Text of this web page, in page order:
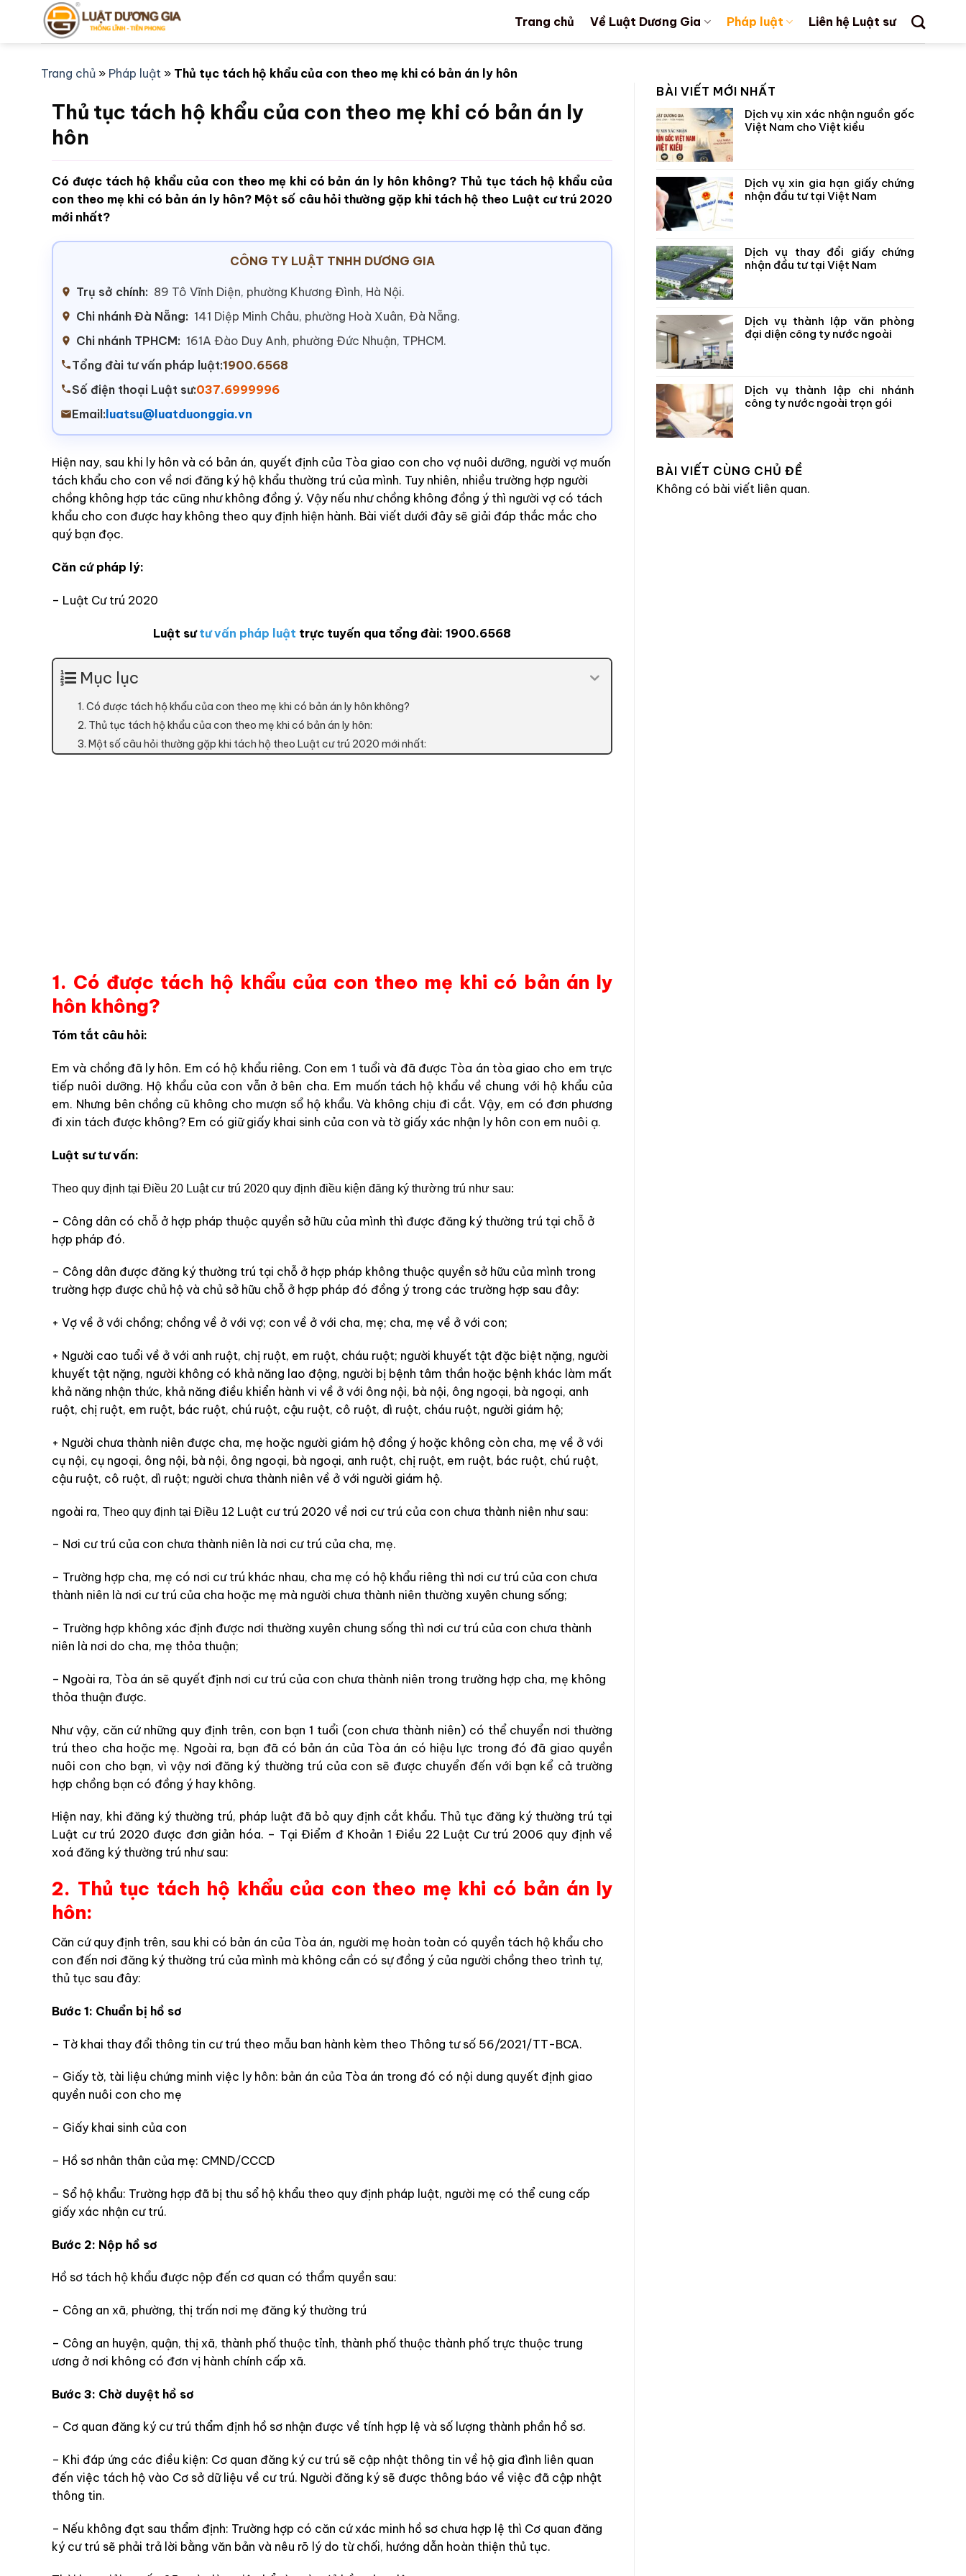
Trang chủ Về Luật Dương Gia Pháp luật Liên hệ Luật sư
Trang chủ » Pháp luật » Thủ tục tách hộ khẩu của con theo mẹ khi có bản án ly hôn
Thủ tục tách hộ khẩu của con theo mẹ khi có bản án ly
hôn
Có được tách hộ khẩu của con theo mẹ khi có bản án ly hôn không? Thủ tục tách hộ khẩu của
con theo mẹ khi có bản án ly hôn? Một số câu hỏi thường gặp khi tách hộ theo Luật cư trú 2020
mới nhất?
CÔNG TY LUẬT TNHH DƯƠNG GIA
Trụ sở chính: 89 Tô Vĩnh Diện, phường Khương Đình, Hà Nội.
Chi nhánh Đà Nẵng: 141 Diệp Minh Châu, phường Hoà Xuân, Đà Nẵng.
Chi nhánh TPHCM: 161A Đào Duy Anh, phường Đức Nhuận, TPHCM.
Tổng đài tư vấn pháp luật:1900.6568
Số điện thoại Luật sư:037.6999996
Email: luatsu@luatduonggia.vn
Hiện nay, sau khi ly hôn và có bản án, quyết định của Tòa giao con cho vợ nuôi dưỡng, người vợ muốn
tách khẩu cho con về nơi đăng ký hộ khẩu thường trú của mình. Tuy nhiên, nhiều trường hợp người
chồng không hợp tác cũng như không đồng ý. Vậy nếu như chồng không đồng ý thì người vợ có tách
khẩu cho con được hay không theo quy định hiện hành. Bài viết dưới đây sẽ giải đáp thắc mắc cho
quý bạn đọc.
Căn cứ pháp lý:
– Luật Cư trú 2020
Luật sư tư vấn pháp luật trực tuyến qua tổng đài: 1900.6568
Mục lục
1. Có được tách hộ khẩu của con theo mẹ khi có bản án ly hôn không?
2. Thủ tục tách hộ khẩu của con theo mẹ khi có bản án ly hôn:
3. Một số câu hỏi thường gặp khi tách hộ theo Luật cư trú 2020 mới nhất:
1. Có được tách hộ khẩu của con theo mẹ khi có bản án ly
hôn không?
Tóm tắt câu hỏi:
Em và chồng đã ly hôn. Em có hộ khẩu riêng. Con em 1 tuổi và đã được Tòa án tòa giao cho em trực
tiếp nuôi dưỡng. Hộ khẩu của con vẫn ở bên cha. Em muốn tách hộ khẩu về chung với hộ khẩu của
em. Nhưng bên chồng cũ không cho mượn sổ hộ khẩu. Và không chịu đi cắt. Vậy, em có đơn phương
đi xin tách được không? Em có giữ giấy khai sinh của con và tờ giấy xác nhận ly hôn con em nuôi ạ.
Luật sư tư vấn:
Theo quy định tại Điều 20 Luật cư trú 2020 quy định điều kiện đăng ký thường trú như sau:
– Công dân có chỗ ở hợp pháp thuộc quyền sở hữu của mình thì được đăng ký thường trú tại chỗ ở
hợp pháp đó.
– Công dân được đăng ký thường trú tại chỗ ở hợp pháp không thuộc quyền sở hữu của mình trong
trường hợp được chủ hộ và chủ sở hữu chỗ ở hợp pháp đó đồng ý trong các trường hợp sau đây:
+ Vợ về ở với chồng; chồng về ở với vợ; con về ở với cha, mẹ; cha, mẹ về ở với con;
+ Người cao tuổi về ở với anh ruột, chị ruột, em ruột, cháu ruột; người khuyết tật đặc biệt nặng, người
khuyết tật nặng, người không có khả năng lao động, người bị bệnh tâm thần hoặc bệnh khác làm mất
khả năng nhận thức, khả năng điều khiển hành vi về ở với ông nội, bà nội, ông ngoại, bà ngoại, anh
ruột, chị ruột, em ruột, bác ruột, chú ruột, cậu ruột, cô ruột, dì ruột, cháu ruột, người giám hộ;
+ Người chưa thành niên được cha, mẹ hoặc người giám hộ đồng ý hoặc không còn cha, mẹ về ở với
cụ nội, cụ ngoại, ông nội, bà nội, ông ngoại, bà ngoại, anh ruột, chị ruột, em ruột, bác ruột, chú ruột,
cậu ruột, cô ruột, dì ruột; người chưa thành niên về ở với người giám hộ.
ngoài ra, Theo quy định tại Điều 12 Luật cư trú 2020 về nơi cư trú của con chưa thành niên như sau:
– Nơi cư trú của con chưa thành niên l à nơi cư trú của cha, mẹ.
– Trường hợp cha, mẹ có nơi cư trú khác nhau, cha mẹ có hộ khẩu riêng thì nơi cư trú của con chưa
thành niên là nơi cư trú của cha hoặc mẹ mà người chưa thành niên thường xuyên chung sống;
– Trường hợp không xác định được nơi thường xuyên chung sống thì nơi cư trú của con chưa thành
niên là nơi do cha, mẹ thỏa thuận;
– Ngoài ra, Tòa án sẽ quyết định nơi cư trú của con chưa thành niên trong trường hợp cha, mẹ không
thỏa thuận được.
Như vậy, căn cứ những quy định trên, con bạn 1 tuổi (con chưa thành niên) có thể chuyển nơi thường
trú theo cha hoặc mẹ. Ngoài ra, bạn đã có bản án của Tòa án có hiệu lực trong đó đã giao quyền
nuôi con cho bạn, vì vậy nơi đăng ký thường trú của con sẽ được chuyển đến với bạn kể cả trường
hợp chồng bạn có đồng ý hay không.
Hiện nay, khi đăng ký thường trú, pháp luật đã bỏ quy định cắt khẩu. Thủ tục đăng ký thường trú tại
Luật cư trú 2020 được đơn giản hóa. – Tại Điểm đ Khoản 1 Điều 22 Luật Cư trú 2006 quy định về
xoá đăng ký thường trú như sau:
2. Thủ tục tách hộ khẩu của con theo mẹ khi có bản án ly
hôn:
Căn cứ quy định trên, sau khi có bản án của Tòa án, người mẹ hoàn toàn có quyền tách hộ khẩu cho
con đến nơi đăng ký thường trú của mình mà không cần có sự đồng ý của người chồng theo trình tự,
thủ tục sau đây:
Bước 1: Chuẩn bị hồ sơ
– Tờ khai thay đổi thông tin cư trú theo mẫu ban hành kèm theo Thông tư số 56/2021/TT-BCA.
– Giấy tờ, tài liệu chứng minh việc ly hôn: bản án của Tòa án trong đó có nội dung quyết định giao
quyền nuôi con cho mẹ
– Giấy khai sinh của con
– Hồ sơ nhân thân của mẹ: CMND/CCCD
– Sổ hộ khẩu: Trường hợp đã bị thu sổ hộ khẩu theo quy định pháp luật, người mẹ có thể cung cấp
giấy xác nhận cư trú.
Bước 2: Nộp hồ sơ
Hồ sơ tách hộ khẩu được nộp đến cơ quan có thẩm quyền sau:
– Công an xã, phường, thị trấn nơi mẹ đăng ký thường trú
– Công an huyện, quận, thị xã, thành phố thuộc tỉnh, thành phố thuộc thành phố trực thuộc trung
ương ở nơi không có đơn vị hành chính cấp xã.
Bước 3: Chờ duyệt hồ sơ
– Cơ quan đăng ký cư trú thẩm định hồ sơ nhận được về tính hợp lệ và số lượng thành phần hồ sơ.
– Khi đáp ứng các điều kiện: Cơ quan đăng ký cư trú sẽ cập nhật thông tin về hộ gia đình liên quan
đến việc tách hộ vào Cơ sở dữ liệu về cư trú. Người đăng ký sẽ được thông báo về việc đã cập nhật
thông tin.
– Nếu không đạt sau thẩm định: Trường hợp có căn cứ xác minh hồ sơ chưa hợp lệ thì Cơ quan đăng
ký cư trú sẽ phải trả lời bằng văn bản và nêu rõ lý do từ chối, hướng dẫn hoàn thiện thủ tục.
BÀI VIẾT MỚI NHẤT
Dịch vụ xin xác nhận nguồn gốc
Việt Nam cho Việt kiều
Dịch vụ xin gia hạn giấy chứng
nhận đầu tư tại Việt Nam
Dịch vụ thay đổi giấy chứng
nhận đầu tư tại Việt Nam
Dịch vụ thành lập văn phòng
đại diện công ty nước ngoài
Dịch vụ thành lập chi nhánh
công ty nước ngoài trọn gói
BÀI VIẾT CÙNG CHỦ ĐỀ
Không có bài viết liên quan.